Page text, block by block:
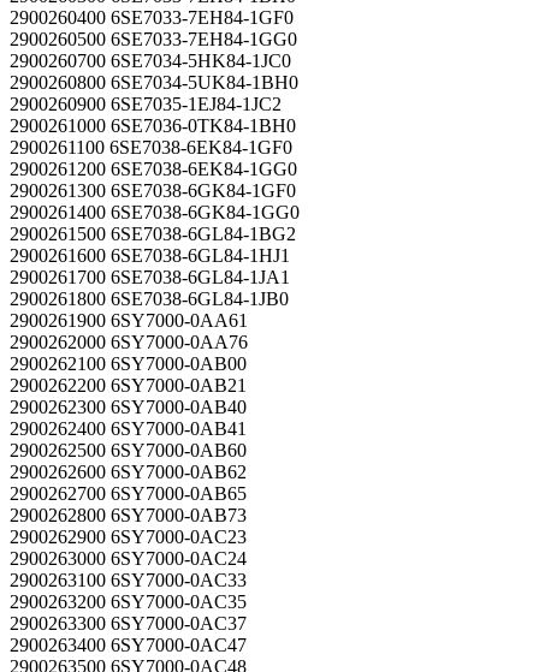
2900260400 6SE7033-7EH84-1GF0
2900260500 6SE7033-7EH84-1GG0
2900260700 6SE7034-5HK84-1JC0
2900260800 6SE7034-5UK84-1BH0
2900260900 6SE7035-1EJ84-1JC2
2900261000 6SE7036-0TK84-1BH0
2900261100 6SE7038-6EK84-1GF0
2900261200 6SE7038-6EK84-1GG0
2900261300 6SE7038-6GK84-1GF0
2900261400 6SE7038-6GK84-1GG0
2900261500 6SE7038-6GL84-1BG2
2900261600 6SE7038-6GL84-1HJ1
2900261700 6SE7038-6GL84-1JA1
2900261800 6SE7038-6GL84-1JB0
2900261900 6SY7000-0AA61
2900262000 6SY7000-0AA76
2900262100 6SY7000-0AB00
2900262200 6SY7000-0AB21
2900262300 6SY7000-0AB40
2900262400 6SY7000-0AB41
2900262500 6SY7000-0AB60
2900262600 6SY7000-0AB62
2900262700 6SY7000-0AB65
2900262800 6SY7000-0AB73
2900262900 6SY7000-0AC23
2900263000 6SY7000-0AC24
2900263100 6SY7000-0AC33
2900263200 6SY7000-0AC35
2900263300 6SY7000-0AC37
2900263400 6SY7000-0AC47
2900263500 6SY7000-0AC48